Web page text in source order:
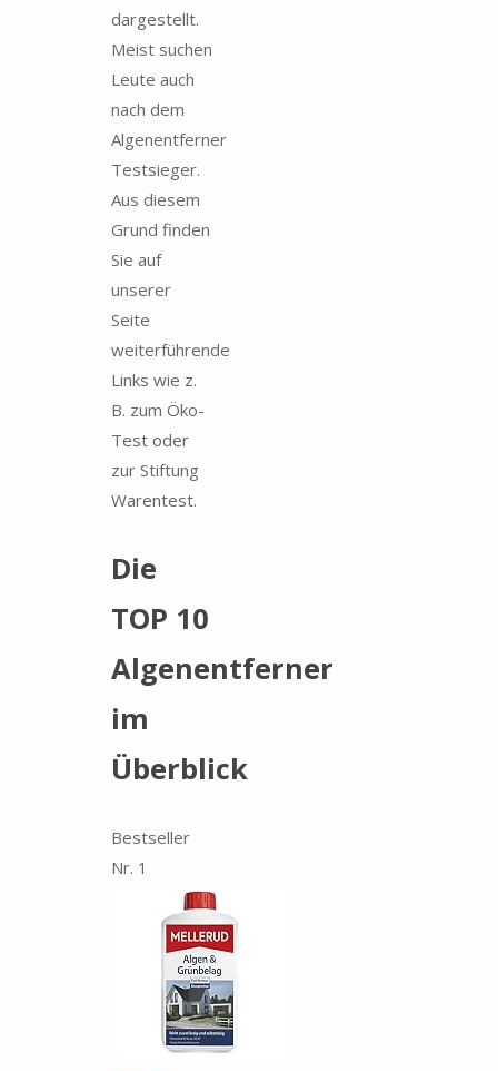
dargestellt.
Meist suchen
Leute auch
nach dem
Algenentferner
Testsieger.
Aus diesem
Grund finden
Sie auf
unserer
Seite
weiterführende
Links wie z.
B. zum Öko-
Test oder
zur Stiftung
Warentest.
Die
TOP 10
Algenentferner
im
Überblick
Bestseller
Nr. 1